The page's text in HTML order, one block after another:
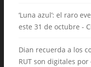
‘Luna azul’: el raro
este 31 de octubre -
Dian recuerda a los
RUT son digitales